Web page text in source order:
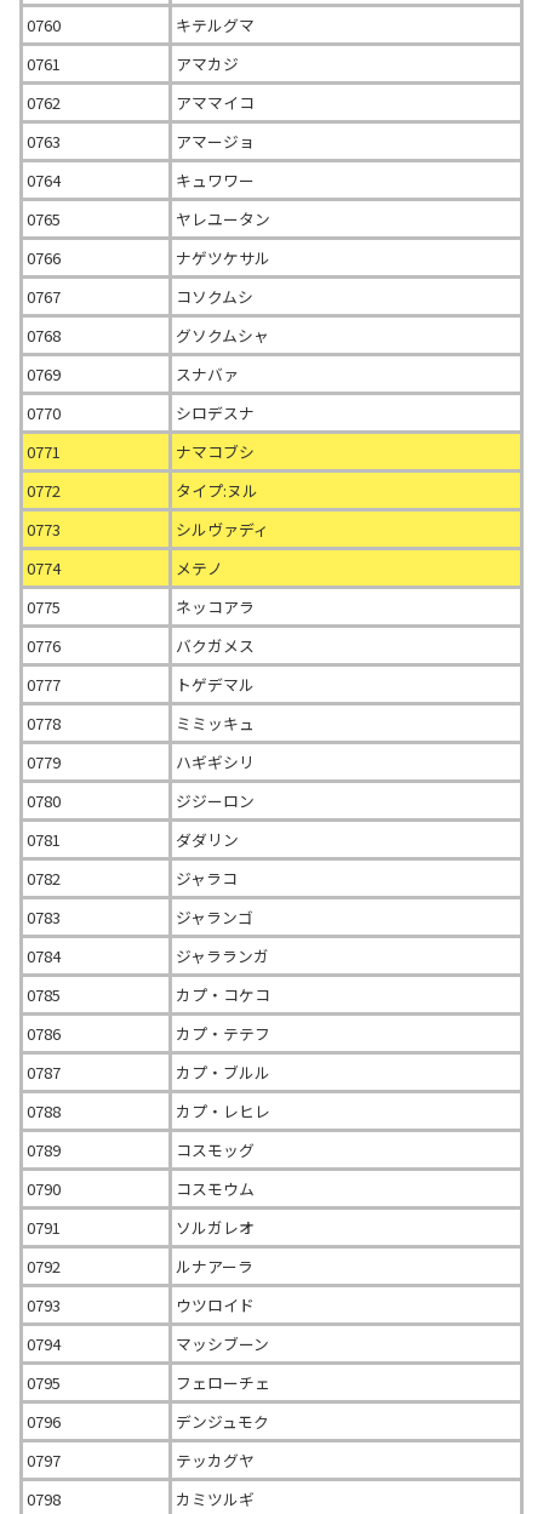
0760
キテルグマ
0761
アマカジ
0762
アママイコ
0763
アマージョ
0764
キュワワー
0765
ヤレユータン
0766
ナゲツケサル
0767
コソクムシ
0768
グソクムシャ
0769
スナバァ
0770
シロデスナ
0771
ナマコブシ
0772
タイプ:ヌル
0773
シルヴァディ
0774
メテノ
0775
ネッコアラ
0776
バクガメス
0777
トゲデマル
0778
ミミッキュ
0779
ハギギシリ
0780
ジジーロン
0781
ダダリン
0782
ジャラコ
0783
ジャランゴ
0784
ジャラランガ
0785
カプ・コケコ
0786
カプ・テテフ
0787
カプ・ブルル
0788
カプ・レヒレ
0789
コスモッグ
0790
コスモウム
0791
ソルガレオ
0792
ルナアーラ
0793
ウツロイド
0794
マッシブーン
0795
フェローチェ
0796
デンジュモク
0797
テッカグヤ
0798
カミツルギ